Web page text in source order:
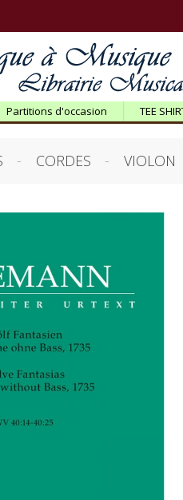
Partitions d'occasion TEE
CORDES VIOLON